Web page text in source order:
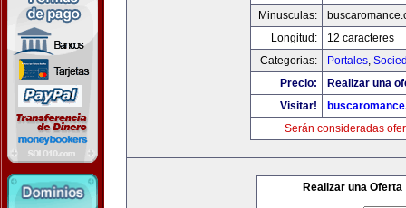
Minusculas:
Longitud:
12 caracteres
Categorias:
Portales,
Precio:
Realizar una
Visitar!
Serán consideradas
Realizar una Oferta